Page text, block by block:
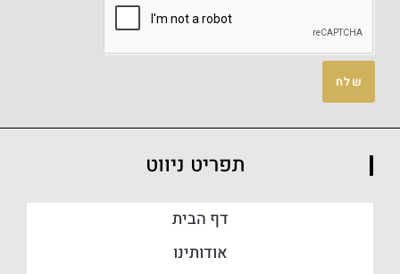
שלח
תפריט ניווט
דף הבית
אודותינו